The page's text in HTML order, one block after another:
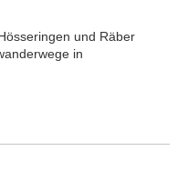
und Räber
in